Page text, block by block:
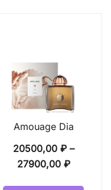
Amouage Dia
20500,00 ₽ –
27900,00 ₽
Этот